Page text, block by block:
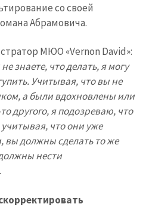
со своей
Абрамовича.
МЮО «Vernon David»:
знаете, что делать, я могу
Учитывая, что вы не
а были вдохновлены или
другого, я подозреваю, что
что они уже
вы должны сделать то же
нести